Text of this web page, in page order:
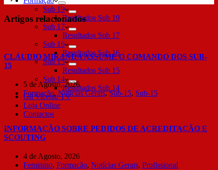
Sub 19
Resultados Sub 19
Sub 17
Resultados Sub 17
Sub 16
Resultados Sub 16
Sub 15
Resultados Sub 15
Sub 14
Resultados Sub 14
Gil Vicente TV
Loja Online
Contactos
Artigos relacionados
CLÁUDIO MIRANDA ASSUME O COMANDO DOS SUB-
15
5 de Agosto, 2026
Formação, Notícias Gerais,Sub-15, Sub-15
INFORMAÇÃO SOBRE PEDIDOS DE ACREDITAÇÃO E
SCOUTING
4 de Agosto, 2026
Feminino, Formação, Notícias Gerais, Profissional